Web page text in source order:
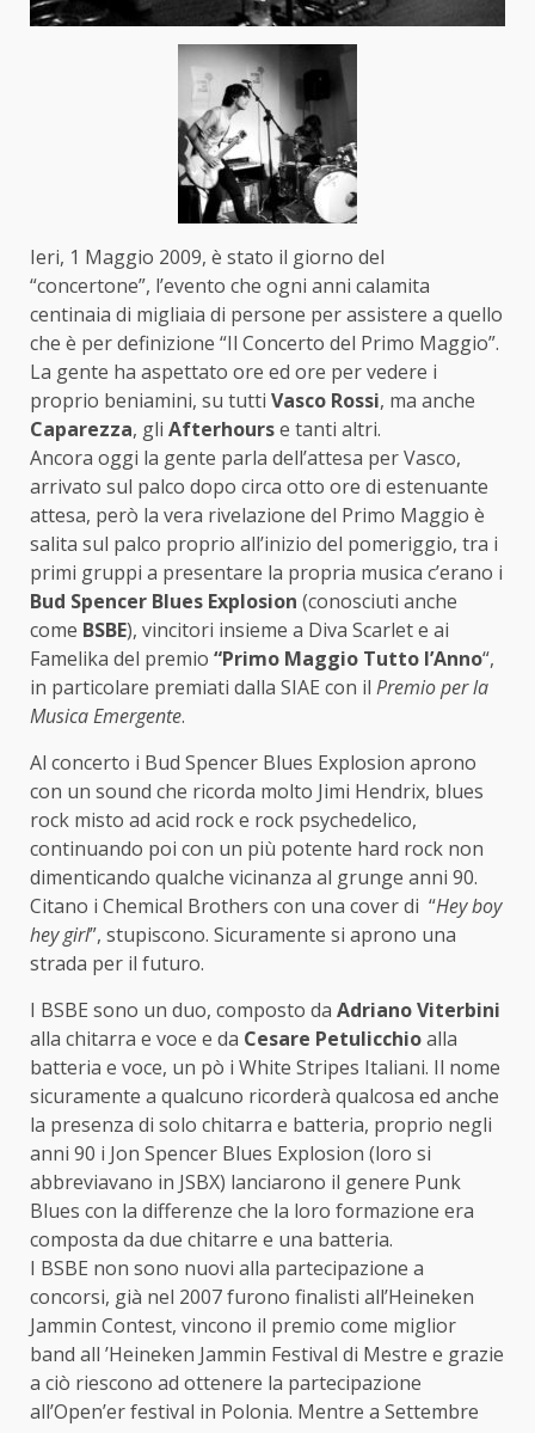
Ieri, 1 Maggio 2009, è stato il giorno del
“concertone”, l’evento che ogni anni calamita
centinaia di migliaia di persone per assistere a quello
che è per definizione “Il Concerto del Primo Maggio”.
La gente ha aspettato ore ed ore per vedere i
proprio beniamini, su tutti Vasco Rossi, ma anche
Caparezza, gli Afterhourse tanti altri.
Ancora oggi la gente parla dell’attesa per Vasco,
arrivato sul palco dopo circa otto ore di estenuante
attesa, però la vera rivelazione del Primo Maggio è
salita sul palco proprio all’inizio del pomeriggio, tra i
primi gruppi a presentare la propria musica c’erano i
Bud Spencer Blues Explosion (conosciuti anche
come BSBE), vincitori insieme a Diva Scarlet e ai
Famelika del premio “Primo Maggio Tutto l’Anno“,
in particolare premiati dalla SIAE con il Premio per la
Musica Emergente.
Al concerto i Bud Spencer Blues Explosion aprono
con un sound che ricorda molto Jimi Hendrix, blues
rock misto ad acid rock e rock psychedelico,
continuando poi con un più potente hard rock non
dimenticando qualche vicinanza al grunge anni 90.
Citano i Chemical Brothers con una cover di “Hey boy
hey girl”, stupiscono. Sicuramente si aprono una
strada per il futuro.
I BSBE sono un duo, composto da Adriano Viterbini
alla chitarra e voce e da Cesare Petulicchioalla
batteria e voce, un pò i White Stripes Italiani. Il nome
sicuramente a qualcuno ricorderà qualcosa ed anche
la presenza di solo chitarra e batteria, proprio negli
anni 90 i Jon Spencer Blues Explosion (loro si
abbreviavano in JSBX) lanciarono il genere Punk
Blues con la differenze che la loro formazione era
composta da due chitarre e una batteria.
I BSBE non sono nuovi alla partecipazione a
concorsi, già nel 2007 furono finalisti all’Heineken
Jammin Contest, vincono il premio come miglior
band all ’Heineken Jammin Festival di Mestre e grazie
a ciò riescono ad ottenere la partecipazione
all’Open’er festival in Polonia. Mentre a Settembre